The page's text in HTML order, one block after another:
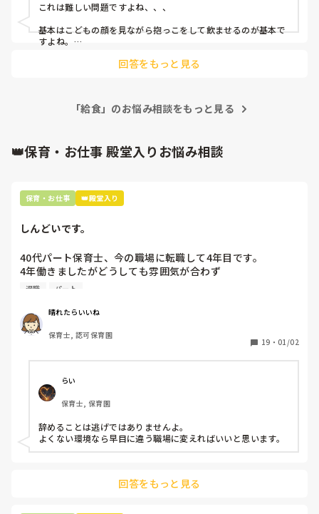
ミルクは食事の一環だと思っていました。いや、多分働いて
いる園も食後のミルクという意味合いでは食事の一環なんだ
と思うのですが…。
がミルクの量も減ってくると思うし、コップの練習、すすり
期だとおもうのですが…。
か？
できません。
こういうやり方をしている園は他にもあるのでしょうか？
これは難しい問題ですよね、、、
基本はこどもの顔を見ながら抱っこをして飲ませるのが基本で
すよね。
でも9人もいたらそんな人手に取られていられないし、難しい
回答をもっと見る
「給食」のお悩み相談をもっと見る
👑保育・お仕事 殿堂入りお悩み相談
保育・お仕事 👑殿堂入り
しんどいです。
40代パート保育士、今の職場に転職して4年目です。
4年働きましたがどうしても雰囲気が合わず
退職しようと思っています。
周りの職員は、勤続10年以上から何十年という先生がほとん
どです。
保護者子どもの愚痴悪口が多く、
今で言う不適切保育も
仕方ないよね
もう何も言わずに
子どもの言いなりになればいいんだね
などいう意見で…
上の先生に相談することは難しそうです。
最後の職場にしようと思っていましたが
退職 パート
晴れたらいいね
保育士, 認可保育園
19 ・ 01/02
らい
保育士, 保育園
辞めることは逃げではありませんよ。
よくない環境なら早目に違う職場に変えればいいと思います。
回答をもっと見る